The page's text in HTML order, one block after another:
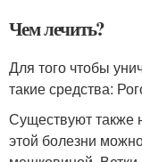
Чем лечить?
Для того чтобы
такие средства:
Существуют также
этой болезни